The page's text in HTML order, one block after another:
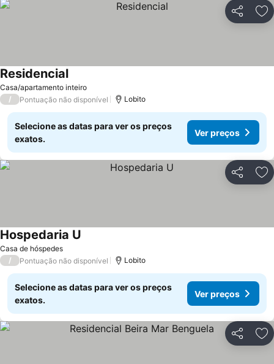
Partilhar
Casa/apartamento inteiro
ResidencialVer preços
/ Pontuação não disponível Lobito
Selecione as datas para ver os preços
exatos.
Ver preços
Partilhar
Casa de hóspedes
Hospedaria U
/ Pontuação não disponível Lobito
Selecione as datas para ver os preços
exatos.
Ver preços
Partilhar